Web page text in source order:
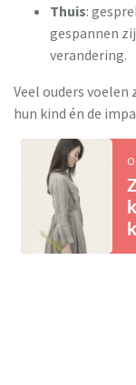
Thuis:
gespannen
verandering.
Veel ouders
hun kind én de